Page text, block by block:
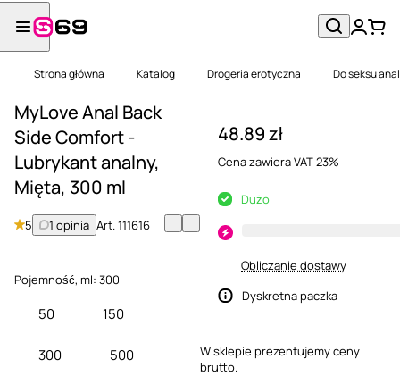
Strona główna Katalog Drogeria erotyczna Do seksu
MyLove Anal Back
Side Comfort -
Lubrykant analny,
Mięta, 300 ml
5 1 opinia Art.111616
Pojemność, ml: 300
50 150
300 500
48.89 zł
Cena zawiera VAT 23%
Dużo
Obliczanie dostawy
Dyskretna paczka
W sklepie prezentujemy ceny
brutto.